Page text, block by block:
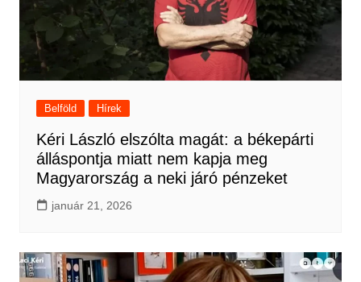
Belföld Hírek
Kéri László elszólta magát: a békepárti
álláspontja miatt nem kapja meg
Magyarország a neki járó pénzeket
január 21, 2026